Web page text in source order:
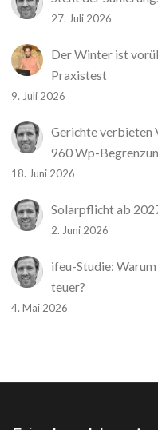
27. Juli 2026
Der Winter ist
Praxistest
9. Juli 2026
Gerichte verbieten
960 Wp-
18. Juni 2026
Solarpflicht ab
2. Juni 2026
ifeu-Studie:
teuer?
4. Mai 2026